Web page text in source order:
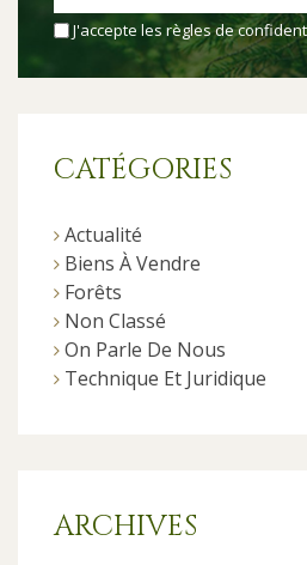
J'accepte les règles de
CATÉGORIES
Actualité
Biens À Vendre
Forêts
Non Classé
On Parle De Nous
Technique Et Juridique
ARCHIVES